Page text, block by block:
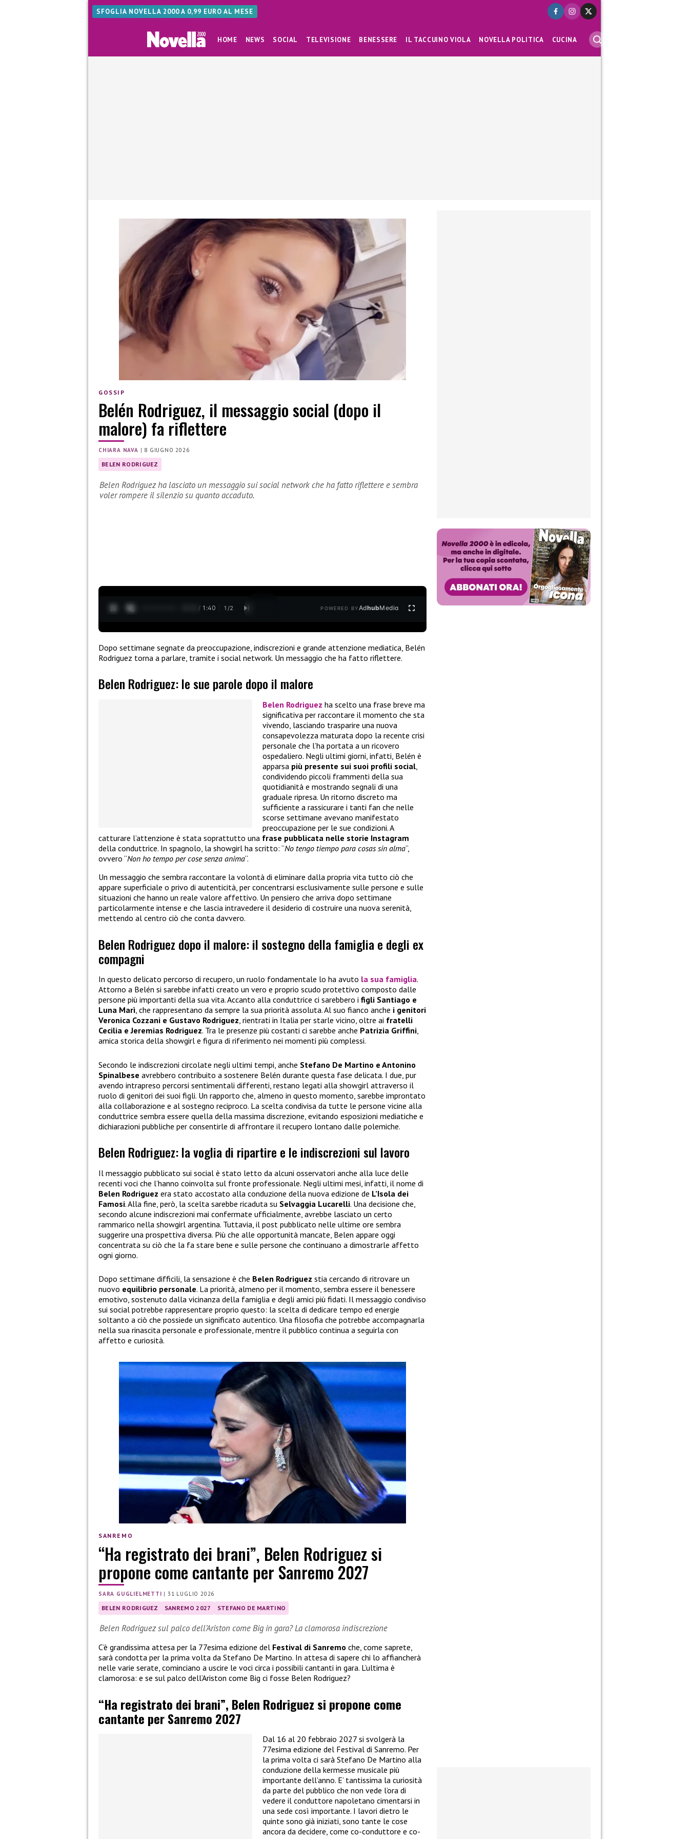
SFOGLIA NOVELLA 2000 A 0,99 EURO AL MESE
HOME NEWS SOCIAL TELEVISIONE BENESSERE IL TACCUINO VIOLA NOVELLA POLITICA CUCINA
GOSSIP
Belén Rodriguez, il messaggio social (dopo il
malore) fa riflettere
CHIARA NAVA | 8 GIUGNO 2026
BELEN RODRIGUEZ
Belen Rodriguez ha lasciato un messaggio sui social network che ha fatto riflettere e sembra
voler rompere il silenzio su quanto accaduto.
0:12 / 1:40 1 /2 POWERED BYAdhubMedia
Dopo settimane segnate da preoccupazione, indiscrezioni e grande attenzione mediatica, Belén
Rodriguez torna a parlare, tramite i social network. Un messaggio che ha fatto riflettere.
Belen Rodriguez: le sue parole dopo il malore
Belen Rodriguez ha scelto una frase breve ma
significativa per raccontare il momento che sta
vivendo, lasciando trasparire una nuova
consapevolezza maturata dopo la recente crisi
personale che l’ha portata a un ricovero
ospedaliero. Negli ultimi giorni, infatti, Belén è
apparsa più presente sui suoi profili social,
condividendo piccoli frammenti della sua
quotidianità e mostrando segnali di una
graduale ripresa. Un ritorno discreto ma
sufficiente a rassicurare i tanti fan che nelle
scorse settimane avevano manifestato
preoccupazione per le sue condizioni. A
catturare l’attenzione è stata soprattutto una frase pubblicata nelle storie Instagram
della conduttrice. In spagnolo, la showgirl ha scritto: “No tengo tiempo para cosas sin alma“,
ovvero “Non ho tempo per cose senza anima“.
Un messaggio che sembra raccontare la volontà di eliminare dalla propria vita tutto ciò che
appare superficiale o privo di autenticità, per concentrarsi esclusivamente sulle persone e sulle
situazioni che hanno un reale valore affettivo. Un pensiero che arriva dopo settimane
particolarmente intense e che lascia intravedere il desiderio di costruire una nuova serenità,
mettendo al centro ciò che conta davvero.
Belen Rodriguez dopo il malore: il sostegno della famiglia e degli ex
compagni
In questo delicato percorso di recupero, un ruolo fondamentale lo ha avuto la sua famiglia.
Attorno a Belén si sarebbe infatti creato un vero e proprio scudo protettivo composto dalle
persone più importanti della sua vita. Accanto alla conduttrice ci sarebbero i figli Santiago e
Luna Marì, che rappresentano da sempre la sua priorità assoluta. Al suo fianco anche i genitori
Veronica Cozzani e Gustavo Rodriguez, rientrati in Italia per starle vicino, oltre ai fratelli
Cecilia e Jeremias Rodriguez. Tra le presenze più costanti ci sarebbe anche Patrizia Griffini,
amica storica della showgirl e figura di riferimento nei momenti più complessi.
Secondo le indiscrezioni circolate negli ultimi tempi, anche Stefano De Martino e Antonino
Spinalbese avrebbero contribuito a sostenere Belén durante questa fase delicata. I due, pur
avendo intrapreso percorsi sentimentali differenti, restano legati alla showgirl attraverso il
ruolo di genitori dei suoi figli. Un rapporto che, almeno in questo momento, sarebbe improntato
alla collaborazione e al sostegno reciproco. La scelta condivisa da tutte le persone vicine alla
conduttrice sembra essere quella della massima discrezione, evitando esposizioni mediatiche e
dichiarazioni pubbliche per consentirle di affrontare il recupero lontano dalle polemiche.
Belen Rodriguez: la voglia di ripartire e le indiscrezioni sul lavoro
Il messaggio pubblicato sui social è stato letto da alcuni osservatori anche alla luce delle
recenti voci che l’hanno coinvolta sul fronte professionale. Negli ultimi mesi, infatti, il nome di
Belen Rodriguez era stato accostato alla conduzione della nuova edizione de L’Isola dei
Famosi. Alla fine, però, la scelta sarebbe ricaduta su Selvaggia Lucarelli. Una decisione che,
secondo alcune indiscrezioni mai confermate ufficialmente, avrebbe lasciato un certo
rammarico nella showgirl argentina. Tuttavia, il post pubblicato nelle ultime ore sembra
suggerire una prospettiva diversa. Più che alle opportunità mancate, Belen appare oggi
concentrata su ciò che la fa stare bene e sulle persone che continuano a dimostrarle affetto
ogni giorno.
Dopo settimane difficili, la sensazione è che Belen Rodriguez stia cercando di ritrovare un
nuovo equilibrio personale. La priorità, almeno per il momento, sembra essere il benessere
emotivo, sostenuto dalla vicinanza della famiglia e degli amici più fidati. Il messaggio condiviso
sui social potrebbe rappresentare proprio questo: la scelta di dedicare tempo ed energie
soltanto a ciò che possiede un significato autentico. Una filosofia che potrebbe accompagnarla
nella sua rinascita personale e professionale, mentre il pubblico continua a seguirla con
affetto e curiosità.
SANREMO
“Ha registrato dei brani”, Belen Rodriguez si
propone come cantante per Sanremo 2027
SARA GUGLIELMETTI |31 LUGLIO 2026
BELEN RODRIGUEZ SANREMO 2027 STEFANO DE MARTINO
Belen Rodriguez sul palco dell’Ariston come Big in gara? La clamorosa indiscrezione
C’è grandissima attesa per la 77esima edizione del Festival di Sanremo che, come saprete,
sarà condotta per la prima volta da Stefano De Martino. In attesa di sapere chi lo affiancherà
nelle varie serate, cominciano a uscire le voci circa i possibili cantanti in gara. L’ultima è
clamorosa: e se sul palco dell’Ariston come Big ci fosse Belen Rodriguez?
“Ha registrato dei brani”, Belen Rodriguez si propone come
cantante per Sanremo 2027
Dal 16 al 20 febbraio 2027 si svolgerà la
77esima edizione del Festival di Sanremo. Per
la prima volta ci sarà Stefano De Martino alla
conduzione della kermesse musicale più
importante dell’anno. E’ tantissima la curiosità
da parte del pubblico che non vede l’ora di
vedere il conduttore napoletano cimentarsi in
una sede così importante. I lavori dietro le
quinte sono già iniziati, sono tante le cose
ancora da decidere, come co-conduttore e co-